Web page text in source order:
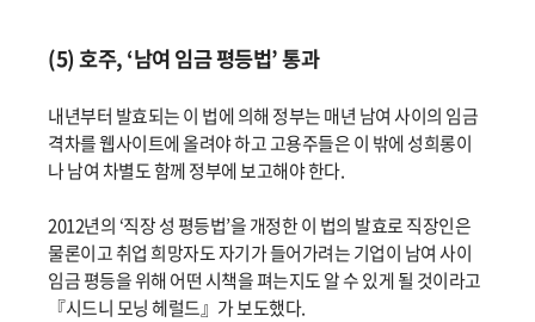
(5) 호주, ‘남여 임금 평등법’ 통과
내년부터 발효되는 이 법에 의해 정부는 매년 남여 사이의 임금
격차를 웹사이트에 올려야 하고 고용주들은 이 밖에 성희롱이
나 남여 차별도 함께 정부에 보고해야 한다.
2012년의 ‘직장 성 평등법’을 개정한 이 법의 발효로 직장인은
물론이고 취업 희망자도 자기가 들어가려는 기업이 남여 사이
임금 평등을 위해 어떤 시책을 펴는지도 알 수 있게 될 것이라고
『시드니 모닝 헤럴드』가 보도했다.